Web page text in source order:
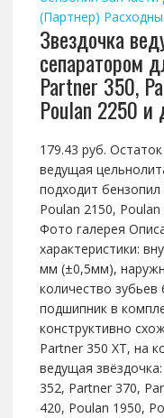
(Партнер)
Звездочка
сепаратором
Partner 350,
Poulan 2250 и
179.43 руб.
ведущая
подходит
Poulan 2150,
Фото галерея
характеристики:
мм (±0,5мм),
количество зубьев
подшипник в
конструктивно
Partner 350 XT, на
ведущая
352, Partner 370,
420, Poulan 1950,